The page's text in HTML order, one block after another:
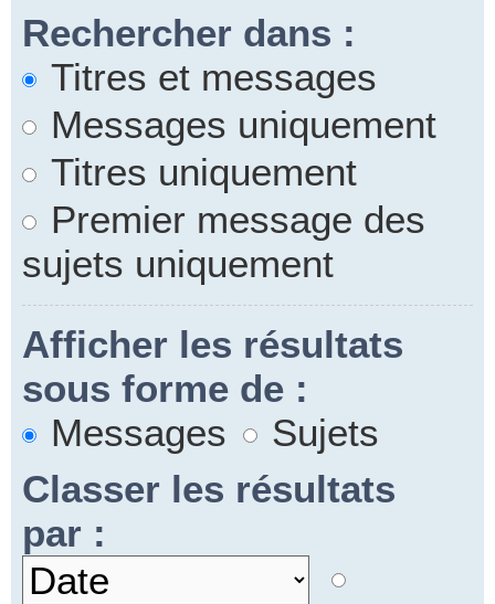
Rechercher dans :
Titres et messages
Messages uniquement
Titres uniquement
Premier message des
sujets uniquement
Afficher les résultats
sous forme de :
Messages
Sujets
Classer les résultats
par :